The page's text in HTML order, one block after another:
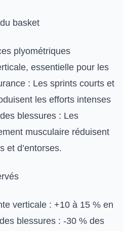
basket
plyométriques
essentielle pour les
: Les sprints courts et
les efforts intenses
blessures : Les
musculaire réduisent
et d’entorses.
verticale : +10 à 15 % en
blessures : -30 % des